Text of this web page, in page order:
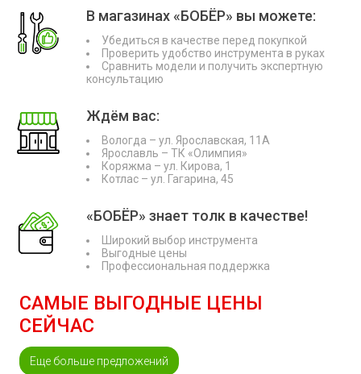
В магазинах «БОБЁР» вы можете:
Убедиться в качестве перед покупкой
Проверить удобство инструмента в руках
Сравнить модели и получить экспертную
консультацию
Ждём вас:
Вологда – ул. Ярославская, 11А
Ярославль – ТК «Олимпия»
Коряжма – ул. Кирова, 1
Котлас – ул. Гагарина, 45
«БОБЁР» знает толк в качестве!
Широкий выбор инструмента
Выгодные цены
Профессиональная поддержка
САМЫЕ ВЫГОДНЫЕ ЦЕНЫ
СЕЙЧАС
Еще больше предложений